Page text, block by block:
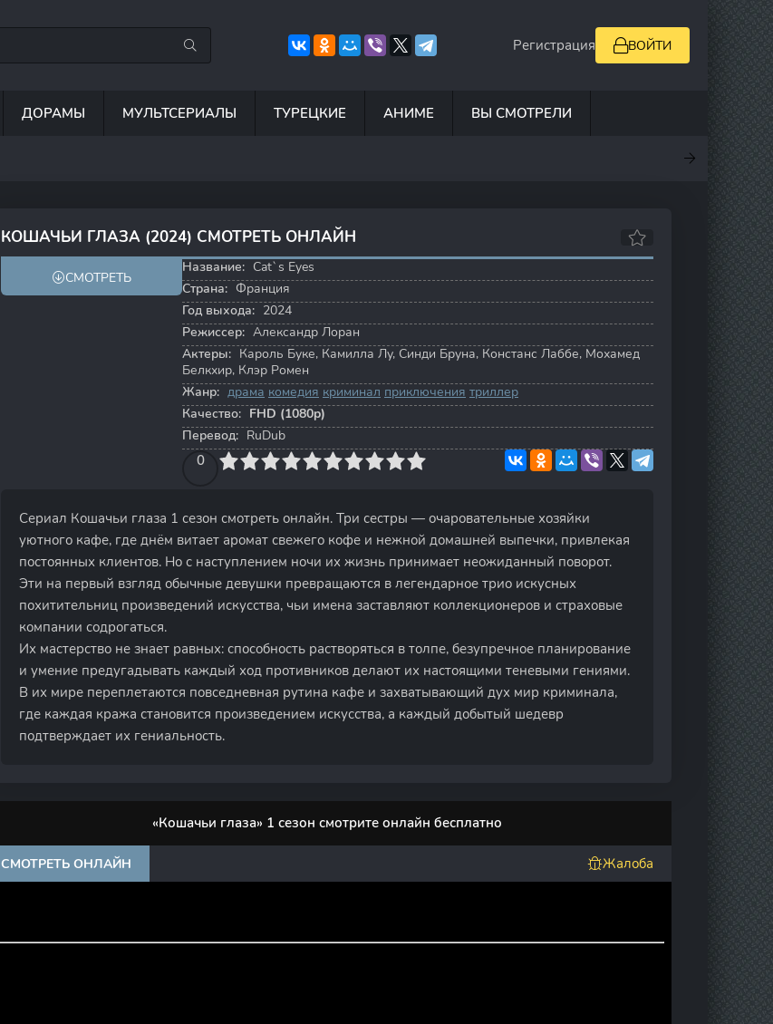
Регистрация ВОЙТИ
ДОРАМЫ МУЛЬТСЕРИАЛЫ ТУРЕЦКИЕ АНИМЕ ВЫ СМОТРЕЛИ
6.9
КОШАЧЬИ ГЛАЗА (2024) СМОТРЕТЬ ОНЛАЙН
СМОТРЕТЬ
Название: Cat`s Eyes
Страна: Франция
Год выхода: 2024
Режиссер: Александр Лоран
Актеры: Кароль Буке, Камилла Лу, Синди Бруна, Констанс Лаббе, Мохамед
Белкхир, Клэр Ромен
Жанр: драма комедия криминал приключения триллер
Качество: FHD (1080p)
Перевод: RuDub
0
4 6 7 8 9 10
Сериал Кошачьи глаза 1 сезон смотреть онлайн. Три сестры — очаровательные хозяйки
уютного кафе, где днём витает аромат свежего кофе и нежной домашней выпечки, привлекая
постоянных клиентов. Но с наступлением ночи их жизнь принимает неожиданный поворот.
Эти на первый взгляд обычные девушки превращаются в легендарное трио искусных
похитительниц произведений искусства, чьи имена заставляют коллекционеров и страховые
компании содрогаться.
Их мастерство не знает равных: способность растворяться в толпе, безупречное планирование
и умение предугадывать каждый ход противников делают их настоящими теневыми гениями.
В их мире переплетаются повседневная рутина кафе и захватывающий дух мир криминала,
где каждая кража становится произведением искусства, а каждый добытый шедевр
подтверждает их гениальность.
«Кошачьи глаза» 1 сезон смотрите онлайн бесплатно
СМОТРЕТЬ ОНЛАЙН Жалоба